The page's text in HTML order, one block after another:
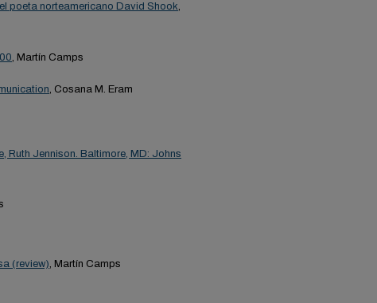
poeta norteamericano David Shook,
, Martín Camps
, Cosana M. Eram
Ruth Jennison. Baltimore, MD: Johns
(review), Martín Camps